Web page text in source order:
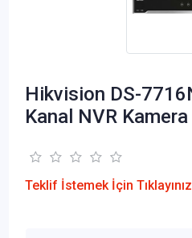
Hikvision DS-
Kanal NVR Kamera
Teklif İstemek İçin Tıklayınız